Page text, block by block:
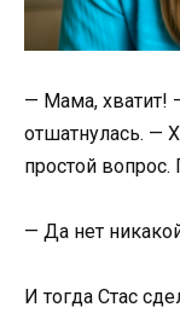
— Мама, хватит!
отшатнулась. —
простой вопрос.
— Да нет
И тогда Стас